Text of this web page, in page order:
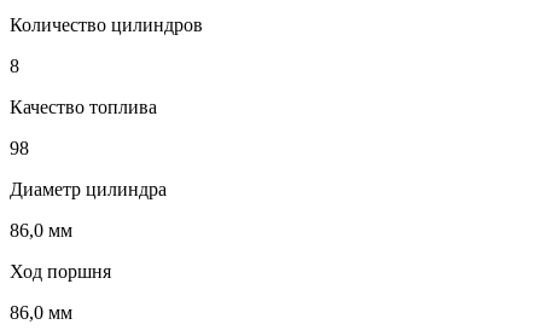
Количество цилиндров
8
Качество топлива
98
Диаметр цилиндра
86,0 мм
Ход поршня
86,0 мм